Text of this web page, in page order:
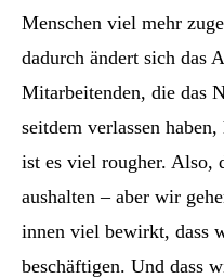
Menschen viel mehr
dadurch ändert sich das
Mitarbeitenden, die das
seitdem verlassen
ist es viel rougher. Also,
aushalten – aber wir
innen viel bewirkt, dass
beschäftigen. Und dass